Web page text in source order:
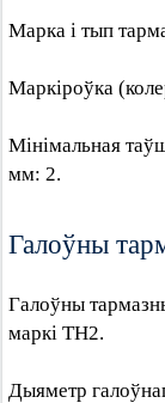
Марка і тып
Маркіроўка
Мінімальная
мм: 2.
Галоўны
Галоўны
маркі ТН2.
Дыяметр